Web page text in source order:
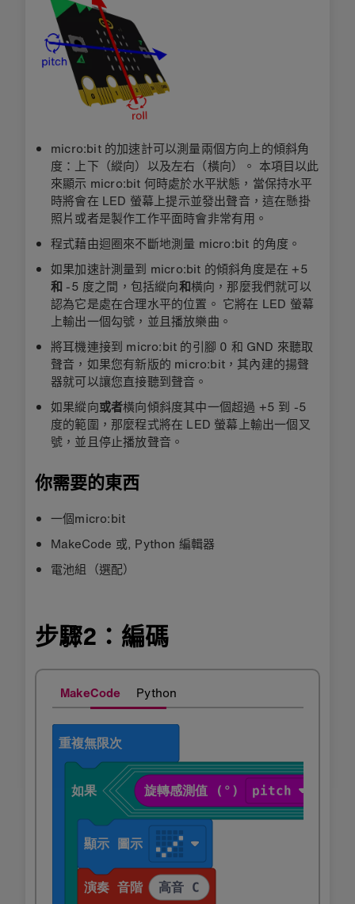
micro:bit 的加速計可以測量兩個方向上的傾斜角
度：上下（縱向）以及左右（橫向）。 本項目以此
來顯示 micro:bit 何時處於水平狀態，當保持水平
時將會在 LED 螢幕上提示並發出聲音，這在懸掛
照片或者是製作工作平面時會非常有用。
程式藉由迴圈來不斷地測量 micro:bit 的角度。
如果加速計測量到 micro:bit 的傾斜角度是在 +5
和 -5 度之間，包括縱向和橫向，那麼我們就可以
認為它是處在合理水平的位置。 它將在 LED 螢幕
上輸出一個勾號，並且播放樂曲。
將耳機連接到 micro:bit 的引腳 0 和 GND 來聽取
聲音，如果您有新版的 micro:bit，其內建的揚聲
器就可以讓您直接聽到聲音。
如果縱向或者橫向傾斜度其中一個超過 +5 到 -5
度的範圍，那麼程式將在 LED 螢幕上輸出一個叉
號，並且停止播放聲音。
你需要的東西
一個micro:bit
MakeCode 或, Python 編輯器
電池組（選配）
步驟2：編碼
MakeCode Python